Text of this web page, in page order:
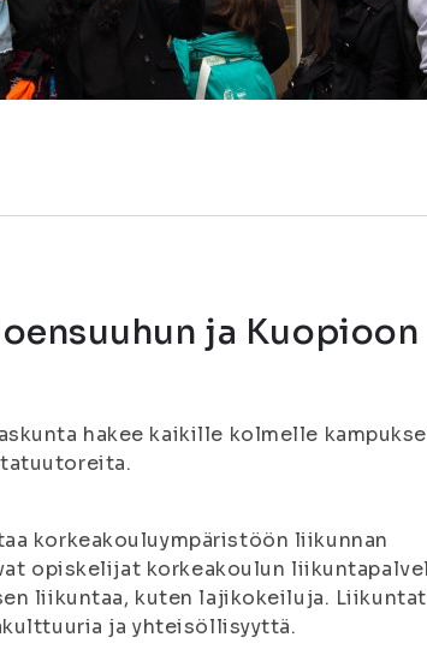
ja Kuopioon
hakee kaikille kolmelle
korkeakouluympäristöön liikunnan
opiskelijat korkeakoulun
liikuntaa, kuten lajikokeiluja.
ja yhteisöllisyyttä.